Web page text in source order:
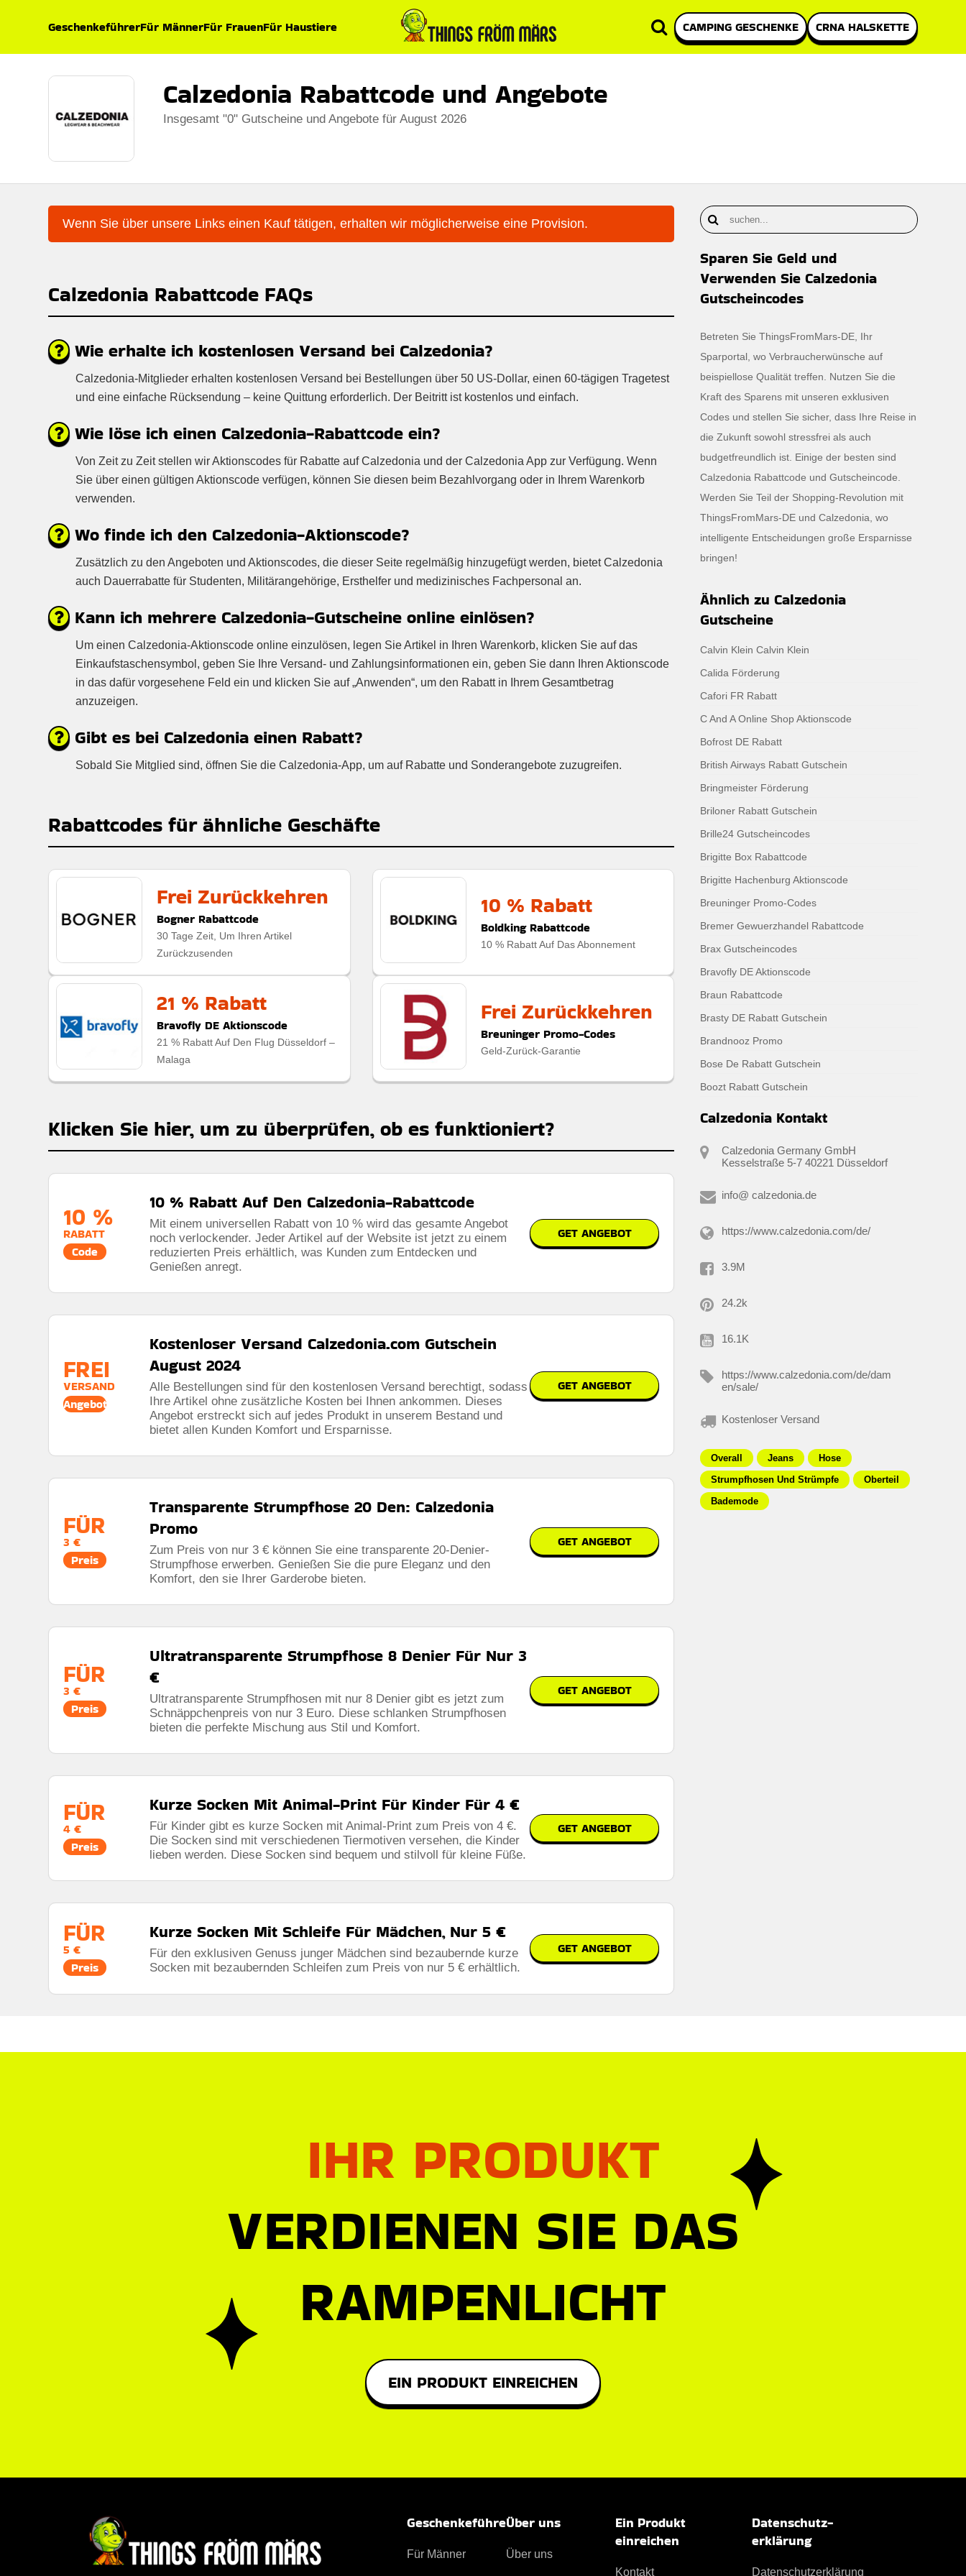
GeschenkeführerFür MännerFür FrauenFür Haustiere CAMPING GESCHENKE CRNA HALSKETTE
Calzedonia Rabattcode und Angebote
Insgesamt "0" Gutscheine und Angebote für August 2026
Wenn Sie über unsere Links einen Kauf tätigen, erhalten wir möglicherweise eine Provision.
Calzedonia Rabattcode FAQs
Wie erhalte ich kostenlosen Versand bei Calzedonia?
Calzedonia-Mitglieder erhalten kostenlosen Versand bei Bestellungen über 50 US-Dollar, einen 60-tägigen Tragetest
und eine einfache Rücksendung – keine Quittung erforderlich. Der Beitritt ist kostenlos und einfach.
Wie löse ich einen Calzedonia-Rabattcode ein?
Von Zeit zu Zeit stellen wir Aktionscodes für Rabatte auf Calzedonia und der Calzedonia App zur Verfügung. Wenn
Sie über einen gültigen Aktionscode verfügen, können Sie diesen beim Bezahlvorgang oder in Ihrem Warenkorb
verwenden.
Wo finde ich den Calzedonia-Aktionscode?
Zusätzlich zu den Angeboten und Aktionscodes, die dieser Seite regelmäßig hinzugefügt werden, bietet Calzedonia
auch Dauerrabatte für Studenten, Militärangehörige, Ersthelfer und medizinisches Fachpersonal an.
Kann ich mehrere Calzedonia-Gutscheine online einlösen?
Um einen Calzedonia-Aktionscode online einzulösen, legen Sie Artikel in Ihren Warenkorb, klicken Sie auf das
Einkaufstaschensymbol, geben Sie Ihre Versand- und Zahlungsinformationen ein, geben Sie dann Ihren Aktionscode
in das dafür vorgesehene Feld ein und klicken Sie auf „Anwenden“, um den Rabatt in Ihrem Gesamtbetrag
anzuzeigen.
Gibt es bei Calzedonia einen Rabatt?
Sobald Sie Mitglied sind, öffnen Sie die Calzedonia-App, um auf Rabatte und Sonderangebote zuzugreifen.
Rabattcodes für ähnliche Geschäfte
Frei Zurückkehren
Bogner Rabattcode
30 Tage Zeit, Um Ihren Artikel
Zurückzusenden
10 % Rabatt
Boldking Rabattcode
10 % Rabatt Auf Das Abonnement
21 % Rabatt
Bravofly DE Aktionscode
21 % Rabatt Auf Den Flug Düsseldorf –
Malaga
Frei Zurückkehren
Breuninger Promo-Codes
Geld-Zurück-Garantie
Klicken Sie hier, um zu überprüfen, ob es funktioniert?
10 %
RABATT
Code
10 % Rabatt Auf Den Calzedonia-Rabattcode
Mit einem universellen Rabatt von 10 % wird das gesamte Angebot
noch verlockender. Jeder Artikel auf der Website ist jetzt zu einem
reduzierten Preis erhältlich, was Kunden zum Entdecken und
Genießen anregt.
GET ANGEBOT
FREI
VERSAND
Angebot
Kostenloser Versand Calzedonia.com Gutschein
August 2024
Alle Bestellungen sind für den kostenlosen Versand berechtigt, sodass
Ihre Artikel ohne zusätzliche Kosten bei Ihnen ankommen. Dieses
Angebot erstreckt sich auf jedes Produkt in unserem Bestand und
bietet allen Kunden Komfort und Ersparnisse.
GET ANGEBOT
FÜR
3 €
Preis
Transparente Strumpfhose 20 Den: Calzedonia
Promo
Zum Preis von nur 3 € können Sie eine transparente 20-Denier-
Strumpfhose erwerben. Genießen Sie die pure Eleganz und den
Komfort, den sie Ihrer Garderobe bieten.
GET ANGEBOT
FÜR
3 €
Preis
Ultratransparente Strumpfhose 8 Denier Für Nur 3
€
Ultratransparente Strumpfhosen mit nur 8 Denier gibt es jetzt zum
Schnäppchenpreis von nur 3 Euro. Diese schlanken Strumpfhosen
bieten die perfekte Mischung aus Stil und Komfort.
GET ANGEBOT
FÜR
4 €
Preis
Kurze Socken Mit Animal-Print Für Kinder Für 4 €
Für Kinder gibt es kurze Socken mit Animal-Print zum Preis von 4 €.
Die Socken sind mit verschiedenen Tiermotiven versehen, die Kinder
lieben werden. Diese Socken sind bequem und stilvoll für kleine Füße.
GET ANGEBOT
FÜR
5 €
Preis
Kurze Socken Mit Schleife Für Mädchen, Nur 5 €
Für den exklusiven Genuss junger Mädchen sind bezaubernde kurze
Socken mit bezaubernden Schleifen zum Preis von nur 5 € erhältlich.
GET ANGEBOT
Sparen Sie Geld und
Verwenden Sie Calzedonia
Gutscheincodes
Betreten Sie ThingsFromMars-DE, Ihr
Sparportal, wo Verbraucherwünsche auf
beispiellose Qualität treffen. Nutzen Sie die
Kraft des Sparens mit unseren exklusiven
Codes und stellen Sie sicher, dass Ihre Reise in
die Zukunft sowohl stressfrei als auch
budgetfreundlich ist. Einige der besten sind
Calzedonia Rabattcode und Gutscheincode.
Werden Sie Teil der Shopping-Revolution mit
ThingsFromMars-DE und Calzedonia, wo
intelligente Entscheidungen große Ersparnisse
bringen!
Ähnlich zu Calzedonia
Gutscheine
Calvin Klein Calvin Klein
Calida Förderung
Cafori FR Rabatt
C And A Online Shop Aktionscode
Bofrost DE Rabatt
British Airways Rabatt Gutschein
Bringmeister Förderung
Briloner Rabatt Gutschein
Brille24 Gutscheincodes
Brigitte Box Rabattcode
Brigitte Hachenburg Aktionscode
Breuninger Promo-Codes
Bremer Gewuerzhandel Rabattcode
Brax Gutscheincodes
Bravofly DE Aktionscode
Braun Rabattcode
Brasty DE Rabatt Gutschein
Brandnooz Promo
Bose De Rabatt Gutschein
Boozt Rabatt Gutschein
Calzedonia Kontakt
Calzedonia Germany GmbH
Kesselstraße 5-7 40221 Düsseldorf
info@ calzedonia.de
https://www.calzedonia.com/de/
3.9M
24.2k
16.1K
https://www.calzedonia.com/de/dam
en/sale/
Kostenloser Versand
Overall Jeans
Hose
Strumpfhosen Und Strümpfe
Oberteil
Bademode
IHR PRODUKT
VERDIENEN SIE DAS
RAMPENLICHT
EIN PRODUKT EINREICHEN
Geschenkeführe
Für Männer
Über uns
Über uns
Ein Produkt
einreichen
Kontakt
Datenschutz­
erklärung
Datenschutz­erklärung